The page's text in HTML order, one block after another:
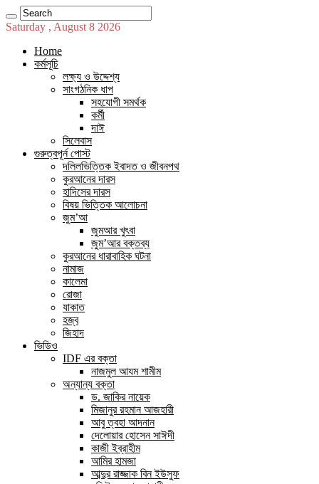
Saturday , August 8 2026
Home
কর্মসূচি
লক্ষ্য ও উদ্দেশ্য
সাংগঠনিক ধাপ
সহযোগী সমর্থক
কর্মী
দাঈ
সিলেবাস
গুরুত্বপূর্ন পোস্ট
দলিলভিত্তিক ইবাদত ও জীবনপথ
কুরআনের দারস
হাদিসের দারস
বিষয় ভিত্তিক আলোচনা
জুম’আ
জুমআর খুৎবা
জুম’আর বক্তব্য
কুরআনের ধারাবাহিক ঘটনা
নামাজ
কালেমা
রোজা
যাকাত
হজ্ব
জিহাদ
ভিডিও
IDF এর বক্তা
নাজমুল আযম শামীম
অন্যান্য বক্তা
ড. জাকির নায়েক
মিজানুর রহমান আজহারী
আবু ত্বহা আদনান
দেলোয়ার হোসেন সাঈদী
কাজী ইব্রাহীম
আমির হামজা
আব্দুর রাজ্জাক বিন ইউসুফ